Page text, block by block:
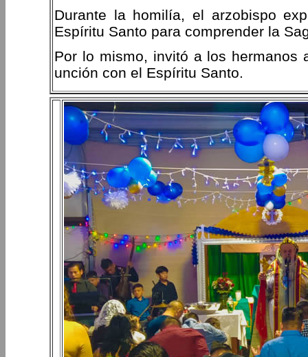
Durante la homilía, el arzobispo
Espíritu Santo para comprender la
Por lo mismo, invitó a los
unción con el Espíritu Santo.